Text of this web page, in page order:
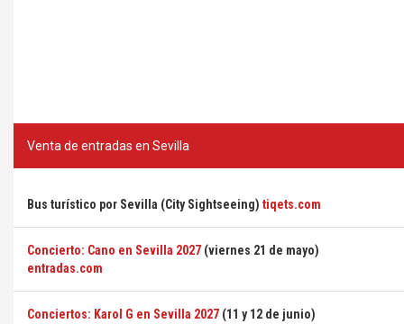
Venta de entradas en Sevilla
Bus turístico por Sevilla (City Sightseeing) tiqets.com
Concierto: Cano en Sevilla 2027 (viernes 21 de mayo)
entradas.com
Conciertos: Karol G en Sevilla 2027 (11 y 12 de junio)